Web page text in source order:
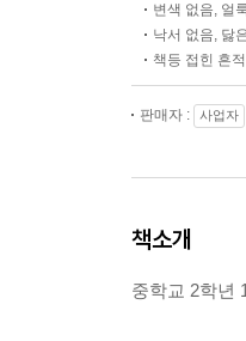
변색 없음, 얼
낙서 없음, 닳
책등 접힌 흔
판매자 : 사업자
책소개
중학교 2학년